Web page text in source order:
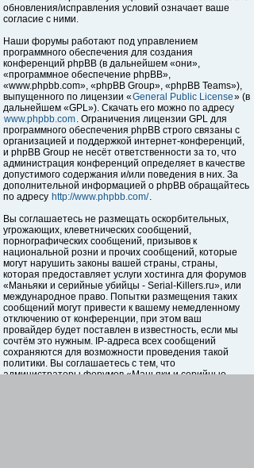
обновления/исправления условий означает ваше
согласие с ними.
Наши форумы работают под управлением
программного обеспечения для создания
конференций phpBB (в дальнейшем «они»,
«программное обеспечение phpBB»,
«www.phpbb.com», «phpBB Group», «phpBB Teams»),
выпущенного по лицензии «General Public License» (в
дальнейшем «GPL»). Скачать его можно по адресу
www.phpbb.com. Ограничения лицензии GPL для
программного обеспечения phpBB строго связаны с
организацией и поддержкой интернет-конференций,
и phpBB Group не несёт ответственности за то, что
администрация конференций определяет в качестве
допустимого содержания и/или поведения в них. За
дополнительной информацией о phpBB обращайтесь
по адресу http://www.phpbb.com/.
Вы соглашаетесь не размещать оскорбительных,
угрожающих, клеветнических сообщений,
порнографических сообщений, призывов к
национальной розни и прочих сообщений, которые
могут нарушить законы вашей страны, страны,
которая предоставляет услуги хостинга для форумов
«Маньяки и серийные убийцы - Serial-Killers.ru», или
международное право. Попытки размещения таких
сообщений могут привести к вашему немедленному
отключению от конференции, при этом ваш
провайдер будет поставлен в известность, если мы
сочтём это нужным. IP-адреса всех сообщений
сохраняются для возможности проведения такой
политики. Вы соглашаетесь с тем, что
администраторы форумов «Маньяки и серийные